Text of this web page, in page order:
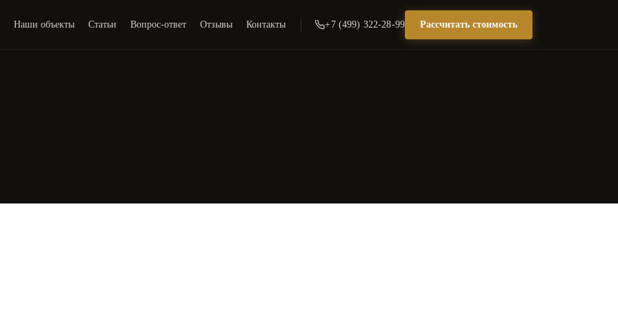
Наши объекты Статьи Вопрос-ответ Отзывы Контакты +7 (499) 322-28-99 Рассчитать стоимость